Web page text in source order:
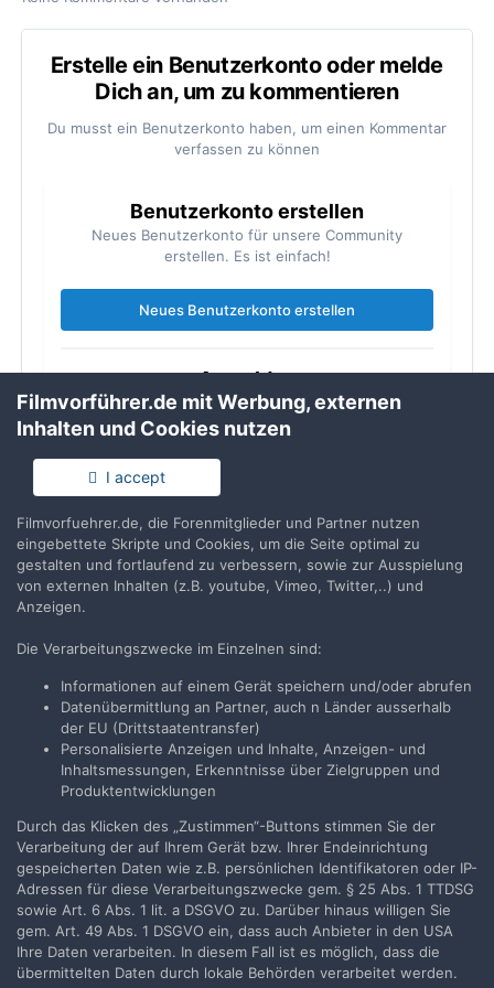
Erstelle ein Benutzerkonto oder melde
Dich an, um zu kommentieren
Du musst ein Benutzerkonto haben, um einen Kommentar
verfassen zu können
Benutzerkonto erstellen
Neues Benutzerkonto für unsere Community
erstellen. Es ist einfach!
Neues Benutzerkonto erstellen
Anmelden
Du hast bereits ein Benutzerkonto? Melde Dich hier
an.
Folgen
Filmvorführer.de via Google durchsuchen:
Sprache
Impressum / Datenschutzerklärung
Nutzungsbedingungen
Realisierung: IN-Solution
Powered by Invision Community
Filmvorführer.de mit Werbung, externen
Inhalten und Cookies nutzen
I accept
Filmvorfuehrer.de, die Forenmitglieder und Partner nutzen
eingebettete Skripte und Cookies, um die Seite optimal zu
gestalten und fortlaufend zu verbessern, sowie zur Ausspielung
von externen Inhalten (z.B. youtube, Vimeo, Twitter,..) und
Anzeigen.
Die Verarbeitungszwecke im Einzelnen sind:
Informationen auf einem Gerät speichern und/oder abrufen
Datenübermittlung an Partner, auch n Länder ausserhalb
der EU (Drittstaatentransfer)
Personalisierte Anzeigen und Inhalte, Anzeigen- und
Inhaltsmessungen, Erkenntnisse über Zielgruppen und
Produktentwicklungen
Durch das Klicken des „Zustimmen“-Buttons stimmen Sie der
Verarbeitung der auf Ihrem Gerät bzw. Ihrer Endeinrichtung
gespeicherten Daten wie z.B. persönlichen Identifikatoren oder IP-
Adressen für diese Verarbeitungszwecke gem. § 25 Abs. 1 TTDSG
sowie Art. 6 Abs. 1 lit. a DSGVO zu. Darüber hinaus willigen Sie
gem. Art. 49 Abs. 1 DSGVO ein, dass auch Anbieter in den USA
Ihre Daten verarbeiten. In diesem Fall ist es möglich, dass die
übermittelten Daten durch lokale Behörden verarbeitet werden.